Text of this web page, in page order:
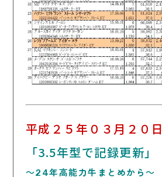
平成２５年０３月２０日
「3.5年型で記録更新」
～24年高能力牛まとめから～